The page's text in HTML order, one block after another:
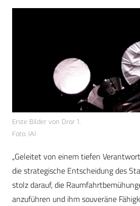
Erste Bilder von Dror 1.
Foto: IAI
„Geleitet von einem tiefen
die strategische Entscheidung des
stolz darauf, die
anzuführen und ihm souveräne